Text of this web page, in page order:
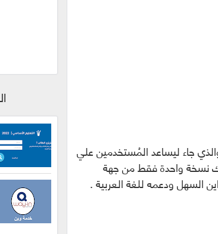
جاء ليساعد المُستخدمين علي
نسخة واحدة فقط من جهة
السهل ودعمه للغة العربية .